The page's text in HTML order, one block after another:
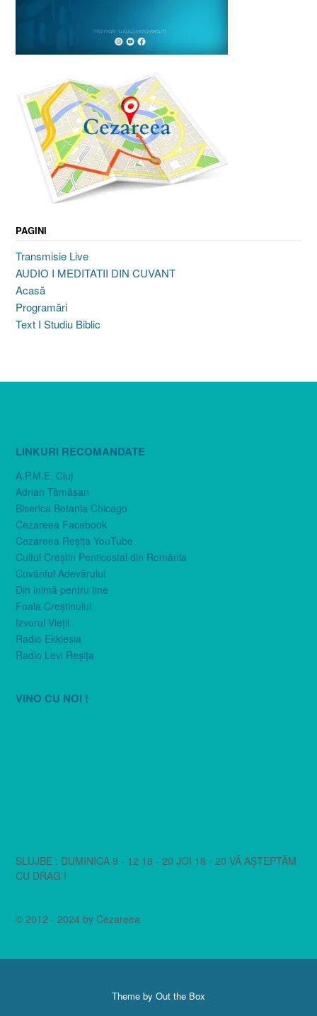
PAGINI
Transmisie Live
AUDIO I MEDITATII DIN CUVANT
Acasă
Programări
Text I Studiu Biblic
LINKURI RECOMANDATE
A.P.M.E. Cluj
Adrian Tămăşan
Biserica Betania Chicago
Cezareea Facebook
Cezareea Reşiţa YouTube
Cultul Creştin Penticostal din România
Cuvântul Adevărului
Din inimă pentru tine
Foaia Creştinului
Izvorul Vieţii
Radio Ekklesia
Radio Levi Reşiţa
VINO CU NOI !
SLUJBE : DUMINICA 9 - 12 18 - 20 JOI 18 - 20 VĂ AȘTEPTĂM
CU DRAG !
© 2012 - 2024 by Cezareea
Theme by Out the Box